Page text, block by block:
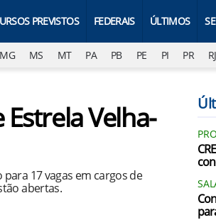
PREVISTOS FEDERAIS ÚLTIMOS
MG MS MT PA PB PE PI PR RJ
Velha-
17 vagas em cargos de
abertas.